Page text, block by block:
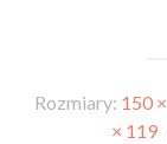
Rozmiary: 150
× 119